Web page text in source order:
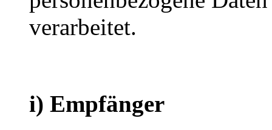
verarbeitet.
i) Empfänger